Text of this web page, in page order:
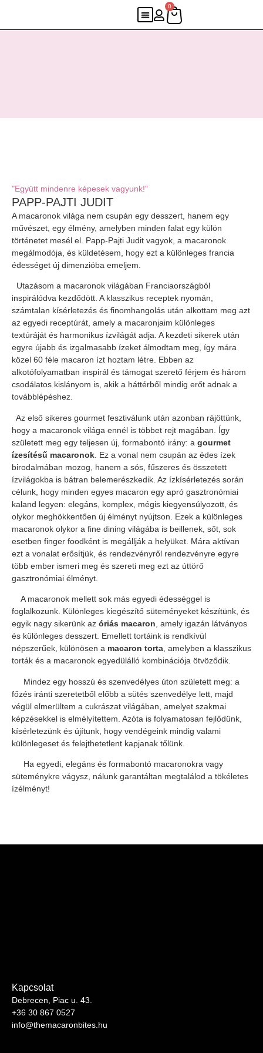
0
"Együtt mindenre képesek vagyunk!"
PAPP-PAJTI JUDIT
A macaronok világa nem csupán egy desszert, hanem egy
művészet, egy élmény, amelyben minden falat egy külön
történetet mesél el. Papp-Pajti Judit vagyok, a macaronok
megálmodója, és küldetésem, hogy ezt a különleges francia
édességet új dimenzióba emeljem.
Utazásom a macaronok világában Franciaországból
inspirálódva kezdődött. A klasszikus receptek nyomán,
számtalan kísérletezés és finomhangolás után alkottam meg azt
az egyedi receptúrát, amely a macaronjaim különleges
textúráját és harmonikus ízvilágát adja. A kezdeti sikerek után
egyre újabb és izgalmasabb ízeket álmodtam meg, így mára
közel 60 féle macaron ízt hoztam létre. Ebben az
alkotófolyamatban inspirál és támogat szerető férjem és három
csodálatos kislányom is, akik a háttérből mindig erőt adnak a
továbblépéshez.
Az első sikeres gourmet fesztiválunk után azonban rájöttünk,
hogy a macaronok világa ennél is többet rejt magában. Így
született meg egy teljesen új, formabontó irány: a gourmet
ízesítésű macaronok . Ez a vonal nem csupán az édes ízek
birodalmában mozog, hanem a sós, fűszeres és összetett
ízvilágokba is bátran belemerészkedik. Az ízkísérletezés során
célunk, hogy minden egyes macaron egy apró gasztronómiai
kaland legyen: elegáns, komplex, mégis kiegyensúlyozott, és
olykor meghökkentően új élményt nyújtson. Ezek a különleges
macaronok olykor a fine dining világába is beillenek, sőt, sok
esetben finger foodként is megállják a helyüket. Mára aktívan
ezt a vonalat erősítjük, és rendezvényről rendezvényre egyre
több ember ismeri meg és szereti meg ezt az úttörő
gasztronómiai élményt.
A macaronok mellett sok más egyedi édességgel is
foglalkozunk. Különleges kiegészítő süteményeket készítünk, és
egyik nagy sikerünk az óriás macaron , amely igazán látványos
és különleges desszert. Emellett tortáink is rendkívül
népszerűek, különösen a macaron torta , amelyben a klasszikus
torták és a macaronok egyedülálló kombinációja ötvöződik.
Mindez egy hosszú és szenvedélyes úton született meg: a
főzés iránti szeretetből előbb a sütés szenvedélye lett, majd
végül elmerültem a cukrászat világában, amelyet szakmai
képzésekkel is elmélyítettem. Azóta is folyamatosan fejlődünk,
kísérletezünk és újítunk, hogy vendégeink mindig valami
különlegeset és felejthetetlent kapjanak tőlünk.
Ha egyedi, elegáns és formabontó macaronokra vagy
süteménykre vágysz, nálunk garantáltan megtalálod a tökéletes
ízélményt!
Kapcsolat
Debrecen, Piac u. 43.
+36 30 867 0527
info@themacaronbites.hu